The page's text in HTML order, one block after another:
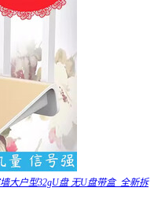
大户型32gU盘 无U盘带盒_全新拆